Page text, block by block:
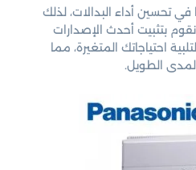
في تحسين أداء البدالات، لذلك
نقوم بتثبيت أحدث الإصدارات
احتياجاتك المتغيرة، مما
الطويل.